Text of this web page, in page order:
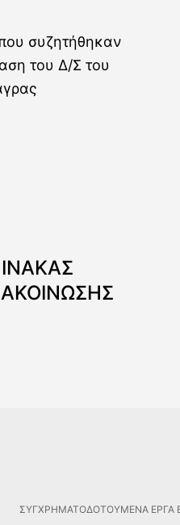
ΣΥΓΧΡΗΜΑΤΟΔΟΤΟΥΜΕΝΑ ΕΡΓΑ